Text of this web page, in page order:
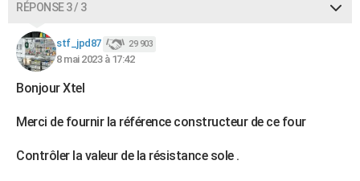
RÉPONSE 3 / 3
stf_jpd87 29 903
8 mai 2023 à 17:42
Bonjour Xtel
Merci de fournir la référence constructeur de ce four
Contrôler la valeur de la résistance sole .